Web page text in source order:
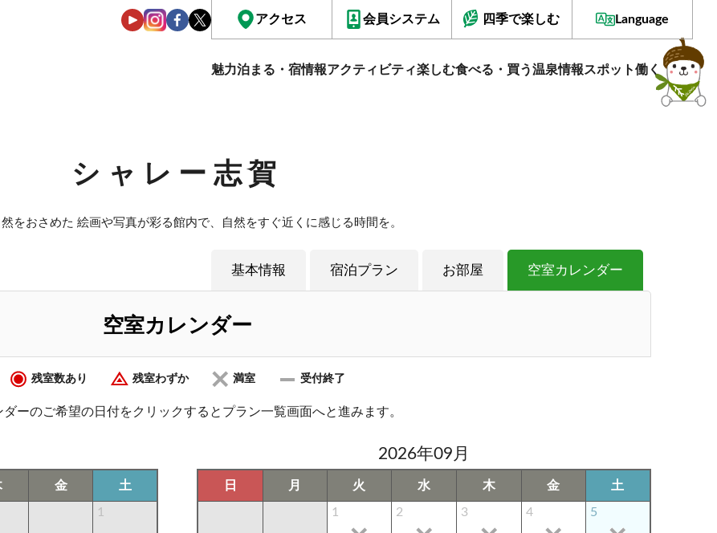
アクセス 会員システム 四季で楽しむ Language
魅力泊まる・宿情報アクティビティ楽しむ食べる・買う温泉情報スポット働く
シャレー志賀
をおさめた 絵画や写真が彩る館内で、自然をすぐ近くに感じる時間を。
基本情報 宿泊プラン お部屋 空室カレンダー
空室カレンダー
残室数あり 残室わずか 満室 受付終了
ーのご希望の日付をクリックするとプラン一覧画面へと進みます。
金 土
1
2026年09月
日 月 火 水 木 金 土
1 2 3 4 5